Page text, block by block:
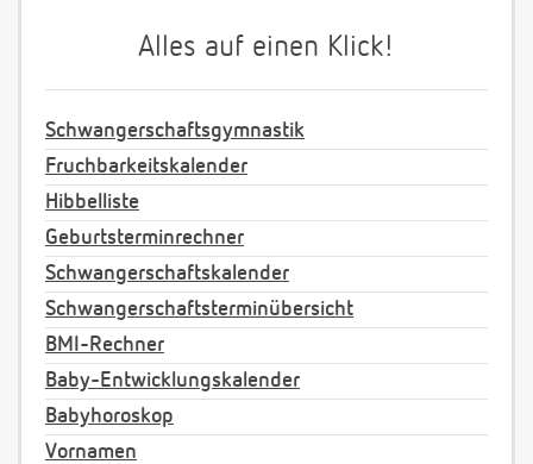
Alles auf einen Klick!
Schwangerschaftsgymnastik
Fruchbarkeitskalender
Hibbelliste
Geburtsterminrechner
Schwangerschaftskalender
Schwangerschaftsterminübersicht
BMI-Rechner
Baby-Entwicklungskalender
Babyhoroskop
Vornamen